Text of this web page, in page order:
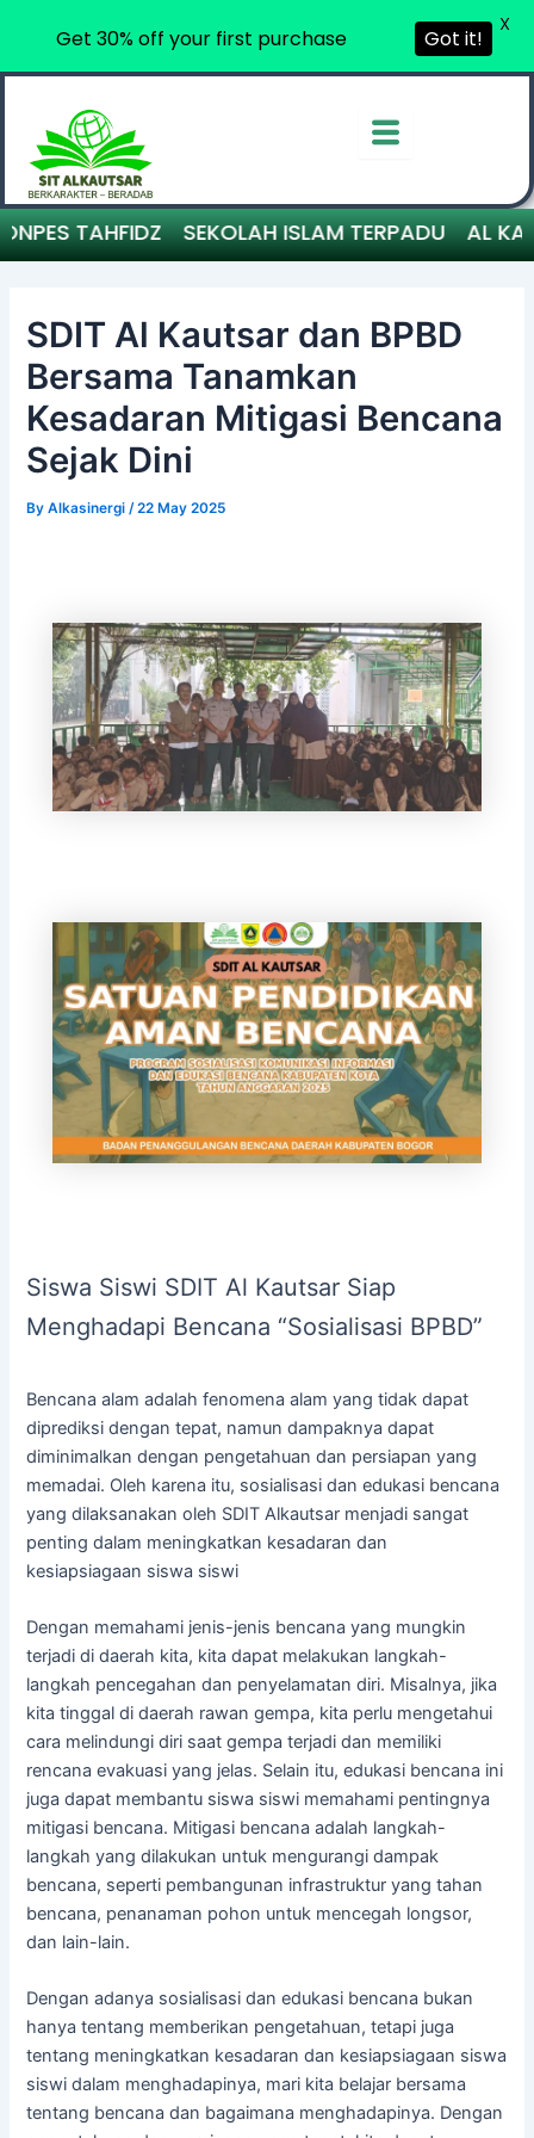
content
TAHFIDZ SEKOLAH ISLAM TERPADU AL
SDIT Al Kautsar dan BPBD
Bersama Tanamkan
Kesadaran Mitigasi Bencana
Sejak Dini
ByAlkasinergi/22 May 2025
Siswa Siswi SDIT Al Kautsar Siap
Menghadapi Bencana “Sosialisasi BPBD”
Bencana alam adalah fenomena alam yang tidak dapat
diprediksi dengan tepat, namun dampaknya dapat
diminimalkan dengan pengetahuan dan persiapan yang
memadai. Oleh karena itu, sosialisasi dan edukasi bencana
yang dilaksanakan oleh SDIT Alkautsar menjadi sangat
penting dalam meningkatkan kesadaran dan
kesiapsiagaan siswa siswi
Dengan memahami jenis-jenis bencana yang mungkin
terjadi di daerah kita, kita dapat melakukan langkah-
langkah pencegahan dan penyelamatan diri. Misalnya, jika
kita tinggal di daerah rawan gempa, kita perlu mengetahui
cara melindungi diri saat gempa terjadi dan memiliki
rencana evakuasi yang jelas. Selain itu, edukasi bencana ini
juga dapat membantu siswa siswi memahami pentingnya
mitigasi bencana. Mitigasi bencana adalah langkah-
langkah yang dilakukan untuk mengurangi dampak
bencana, seperti pembangunan infrastruktur yang tahan
bencana, penanaman pohon untuk mencegah longsor,
dan lain-lain.
Dengan adanya sosialisasi dan edukasi bencana bukan
hanya tentang memberikan pengetahuan, tetapi juga
tentang meningkatkan kesadaran dan kesiapsiagaan siswa
siswi dalam menghadapinya, mari kita belajar bersama
tentang bencana dan bagaimana menghadapinya. Dengan
Get 30% off your first purchase Got it!
X